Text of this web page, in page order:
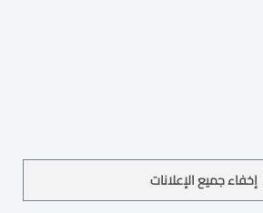
إخفاء جميع الإعلانات